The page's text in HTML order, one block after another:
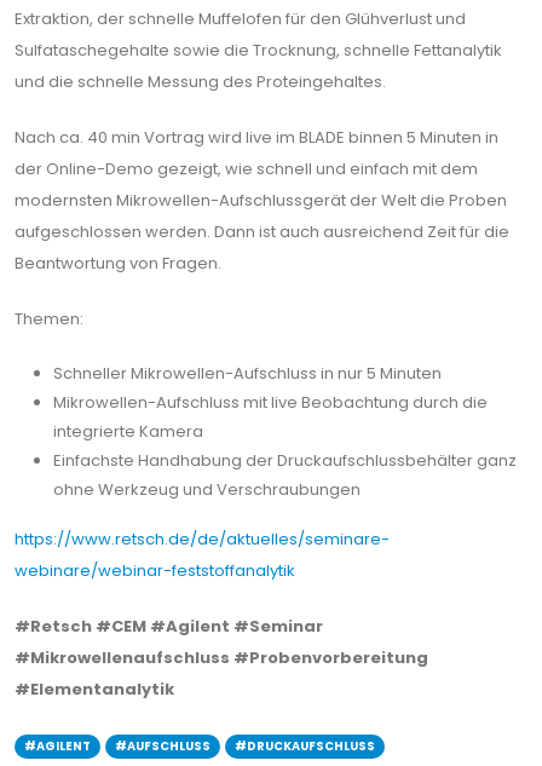
Extraktion, der schnelle Muffelofen für den Glühverlust und
Sulfataschegehalte sowie die Trocknung, schnelle Fettanalytik
und die schnelle Messung des Proteingehaltes.
Nach ca. 40 min Vortrag wird live im BLADE binnen 5 Minuten in
der Online-Demo gezeigt, wie schnell und einfach mit dem
modernsten Mikrowellen-Aufschlussgerät der Welt die Proben
aufgeschlossen werden. Dann ist auch ausreichend Zeit für die
Beantwortung von Fragen.
Themen:
Schneller Mikrowellen-Aufschluss in nur 5 Minuten
Mikrowellen-Aufschluss mit live Beobachtung durch die
integrierte Kamera
Einfachste Handhabung der Druckaufschlussbehälter ganz
ohne Werkzeug und Verschraubungen
https://www.retsch.de/de/aktuelles/seminare-
webinare/webinar-feststoffanalytik
#Retsch #CEM #Agilent #Seminar
#Mikrowellenaufschluss #Probenvorbereitung
#Elementanalytik
#AGILENT #AUFSCHLUSS
#DRUCKAUFSCHLUSS